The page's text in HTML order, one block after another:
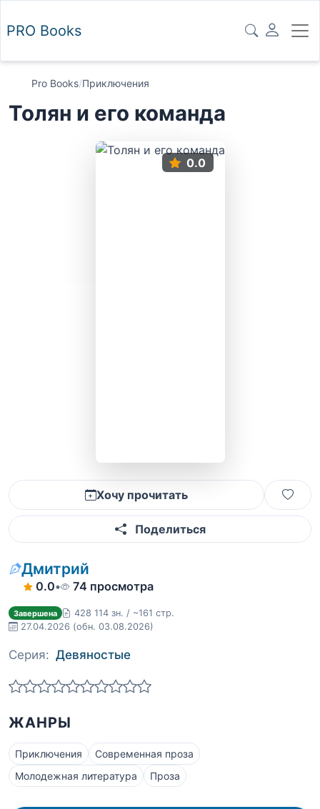
PRO Books
Pro Books/Приключения
Толян и его команда
0.0
Хочу прочитать
Поделиться
Дмитрий
0.0• 74 просмотра
Завершена
428 114 зн. / ~161 стр.
27.04.2026 (обн. 03.08.2026)
Серия: Девяностые
ЖАНРЫ
Приключения
Современная проза
Молодежная литература
Проза